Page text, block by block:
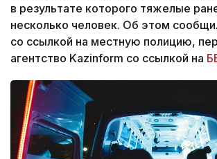
в результате которого тяжелые
несколько человек. Об этом
со ссылкой на местную полицию,
агентство Kazinform со ссылкой на